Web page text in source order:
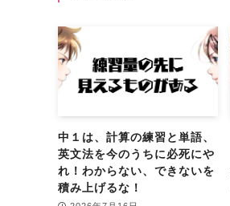
中１は、計算の練習と単語、
英文法を今のうちに必死にや
れ！わからない、できないを
積み上げるな！